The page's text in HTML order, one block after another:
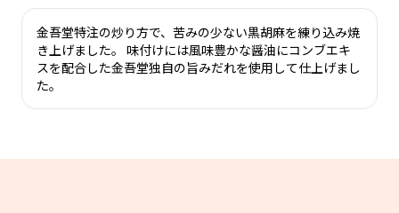
金吾堂特注の炒り方で、苦みの少ない黒胡麻を練り込み焼
き上げました。 味付けには風味豊かな醤油にコンブエキ
スを配合した金吾堂独自の旨みだれを使用して仕上げまし
た。